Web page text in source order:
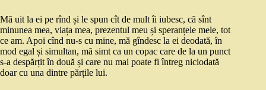
Mă uit la ei pe rînd și le spun cît de mult îi iubesc, că sînt
minunea mea, viața mea, prezentul meu și speranțele mele, tot
ce am. Apoi cînd nu-s cu mine, mă gîndesc la ei deodată, în
mod egal și simultan, mă simt ca un copac care de la un punct
s-a despărțit în două și care nu mai poate fi întreg niciodată
doar cu una dintre părțile lui.